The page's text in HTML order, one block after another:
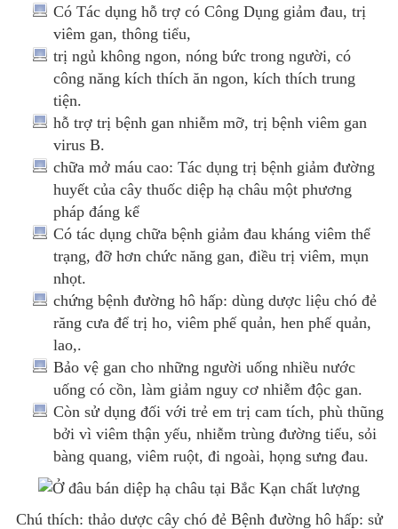
Có Tác dụng hỗ trợ có Công Dụng giảm đau, trị
viêm gan, thông tiểu,
trị ngủ không ngon, nóng bức trong người, có
công năng kích thích ăn ngon, kích thích trung
tiện.
hỗ trợ trị bệnh gan nhiễm mỡ, trị bệnh viêm gan
virus B.
chữa mở máu cao: Tác dụng trị bệnh giảm đường
huyết của cây thuốc diệp hạ châu một phương
pháp đáng kể
Có tác dụng chữa bệnh giảm đau kháng viêm thể
trạng, đỡ hơn chức năng gan, điều trị viêm, mụn
nhọt.
chứng bệnh đường hô hấp: dùng dược liệu chó đẻ
răng cưa để trị ho, viêm phế quản, hen phế quản,
lao,.
Bảo vệ gan cho những người uống nhiều nước
uống có cồn, làm giảm nguy cơ nhiễm độc gan.
Còn sử dụng đối với trẻ em trị cam tích, phù thũng
bởi vì viêm thận yếu, nhiễm trùng đường tiểu, sỏi
bàng quang, viêm ruột, đi ngoài, họng sưng đau.
Chú thích: thảo dược cây chó đẻ Bệnh đường hô hấp: sử